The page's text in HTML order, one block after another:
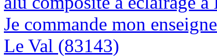
Je commande mon
Le Val (83143)